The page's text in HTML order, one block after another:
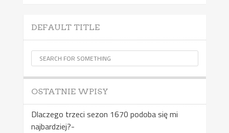
DEFAULT TITLE
OSTATNIE WPISY
Dlaczego trzeci sezon 1670 podoba się mi
najbardziej?-